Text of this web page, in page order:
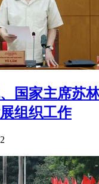
国家主席苏
组织工作